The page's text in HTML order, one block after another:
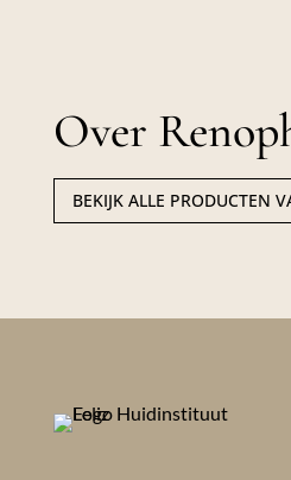
Over
BEKIJK ALLE PRODUCTEN